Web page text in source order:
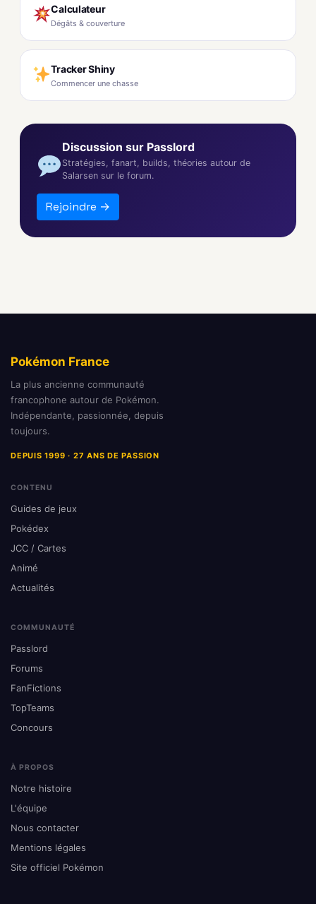
Calculateur
Dégâts & couverture
Tracker Shiny
Commencer une chasse
Discussion sur Passlord
Stratégies, fanart, builds, théories autour de
Salarsen sur le forum.
Rejoindre →
Pokémon France
La plus ancienne communauté
francophone autour de Pokémon.
Indépendante, passionnée, depuis
toujours.
DEPUIS 1999 · 27 ANS DE PASSION
CONTENU
Guides de jeux
Pokédex
JCC / Cartes
Animé
Actualités
COMMUNAUTÉ
Passlord
Forums
FanFictions
TopTeams
Concours
À PROPOS
Notre histoire
L'équipe
Nous contacter
Mentions légales
Site officiel Pokémon